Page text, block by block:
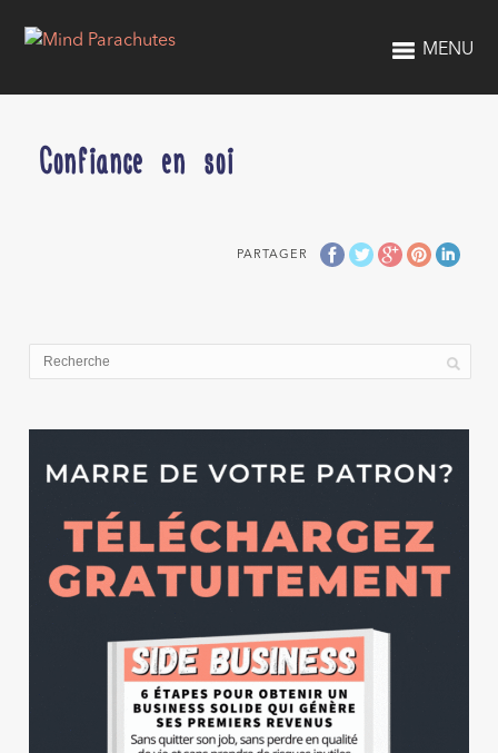
MENU
Confiance en soi
PARTAGER